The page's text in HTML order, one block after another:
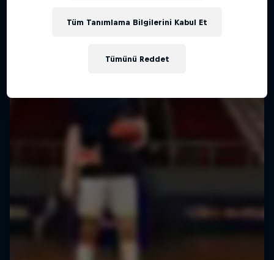
Tümünü Reddet
Tüm Tanımlama Bilgilerini Kabul Et